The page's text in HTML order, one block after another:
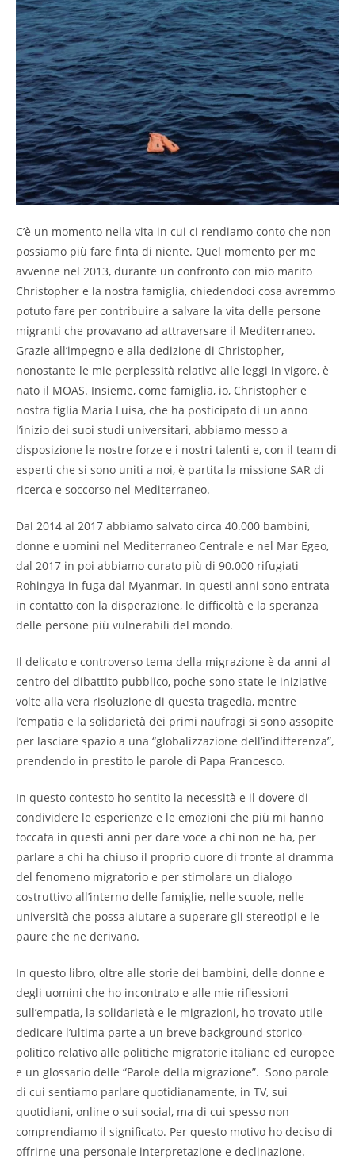
C’è un momento nella vita in cui ci rendiamo conto che non
possiamo più fare finta di niente. Quel momento per me
avvenne nel 2013, durante un confronto con mio marito
Christopher e la nostra famiglia, chiedendoci cosa avremmo
potuto fare per contribuire a salvare la vita delle persone
migranti che provavano ad attraversare il Mediterraneo.
Grazie all’impegno e alla dedizione di Christopher,
nonostante le mie perplessità relative alle leggi in vigore, è
nato il MOAS. Insieme, come famiglia, io, Christopher e
nostra figlia Maria Luisa, che ha posticipato di un anno
l’inizio dei suoi studi universitari, abbiamo messo a
disposizione le nostre forze e i nostri talenti e, con il team di
esperti che si sono uniti a noi, è partita la missione SAR di
ricerca e soccorso nel Mediterraneo.
Dal 2014 al 2017 abbiamo salvato circa 40.000 bambini,
donne e uomini nel Mediterraneo Centrale e nel Mar Egeo,
dal 2017 in poi abbiamo curato più di 90.000 rifugiati
Rohingya in fuga dal Myanmar. In questi anni sono entrata
in contatto con la disperazione, le difficoltà e la speranza
delle persone più vulnerabili del mondo.
Il delicato e controverso tema della migrazione è da anni al
centro del dibattito pubblico, poche sono state le iniziative
volte alla vera risoluzione di questa tragedia, mentre
l’empatia e la solidarietà dei primi naufragi si sono assopite
per lasciare spazio a una “globalizzazione dell’indifferenza”,
prendendo in prestito le parole di Papa Francesco.
In questo contesto ho sentito la necessità e il dovere di
condividere le esperienze e le emozioni che più mi hanno
toccata in questi anni per dare voce a chi non ne ha, per
parlare a chi ha chiuso il proprio cuore di fronte al dramma
del fenomeno migratorio e per stimolare un dialogo
costruttivo all’interno delle famiglie, nelle scuole, nelle
università che possa aiutare a superare gli stereotipi e le
paure che ne derivano.
In questo libro, oltre alle storie dei bambini, delle donne e
degli uomini che ho incontrato e alle mie riflessioni
sull’empatia, la solidarietà e le migrazioni, ho trovato utile
dedicare l’ultima parte a un breve background storico-
politico relativo alle politiche migratorie italiane ed europee
e un glossario delle “Parole della migrazione”. Sono parole
di cui sentiamo parlare quotidianamente, in TV, sui
quotidiani, online o sui social, ma di cui spesso non
comprendiamo il significato. Per questo motivo ho deciso di
offrirne una personale interpretazione e declinazione.